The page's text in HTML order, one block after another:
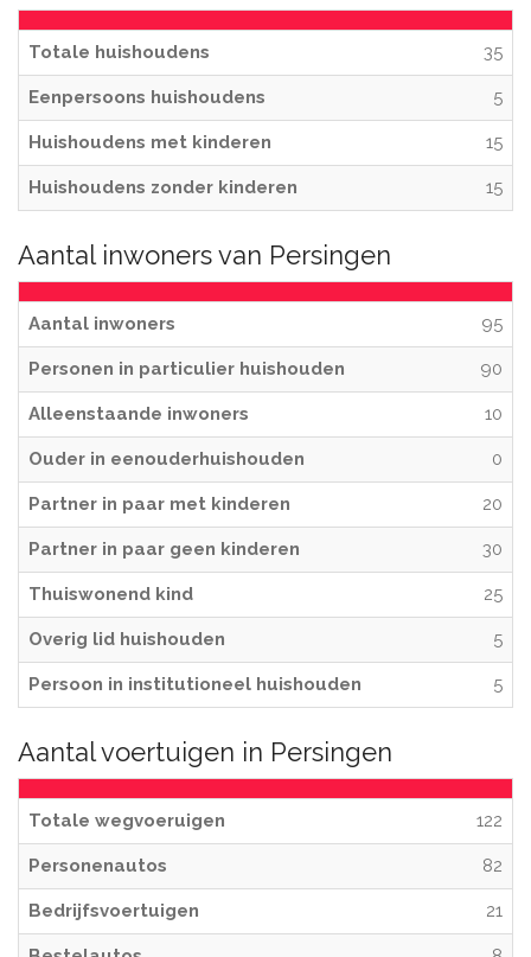
Totale huishoudens 35
Eenpersoons huishoudens 5
Huishoudens met kinderen 15
Huishoudens zonder kinderen 15
Aantal inwoners van Persingen
Aantal inwoners 95
Personen in particulier huishouden 90
Alleenstaande inwoners 10
Ouder in eenouderhuishouden 0
Partner in paar met kinderen 20
Partner in paar geen kinderen 30
Thuiswonend kind 25
Overig lid huishouden 5
Persoon in institutioneel huishouden 5
Aantal voertuigen in Persingen
Totale wegvoeruigen 122
Personenautos 82
Bedrijfsvoertuigen 21